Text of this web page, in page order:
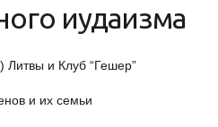
иудаизма
Литвы и Клуб “Гешер”
и их семьи